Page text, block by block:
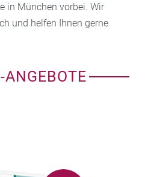
in München vorbei. Wir
und helfen Ihnen gerne